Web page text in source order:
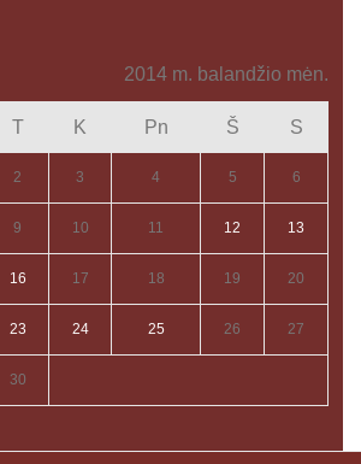
2014 m. balandžio mėn.
T K Pn Š S
2 3 4 5 6
9 10 11 12 13
16 17 18 19 20
23 24 25 26 27
30